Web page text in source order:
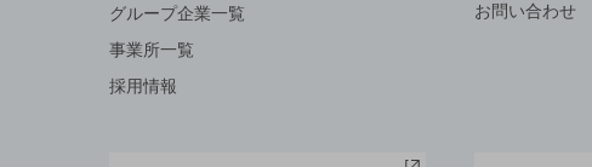
グループ企業一覧
事業所一覧
採用情報
お問い合わせ